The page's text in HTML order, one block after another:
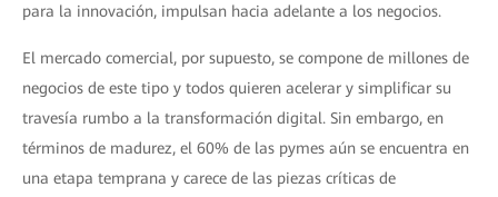
para la innovación, impulsan hacia adelante a los negocios.
El mercado comercial, por supuesto, se compone de millones de
negocios de este tipo y todos quieren acelerar y simplificar su
travesía rumbo a la transformación digital. Sin embargo, en
términos de madurez, el 60% de las pymes aún se encuentra en
una etapa temprana y carece de las piezas críticas de